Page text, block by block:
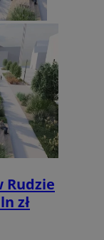
Rudzie
zł